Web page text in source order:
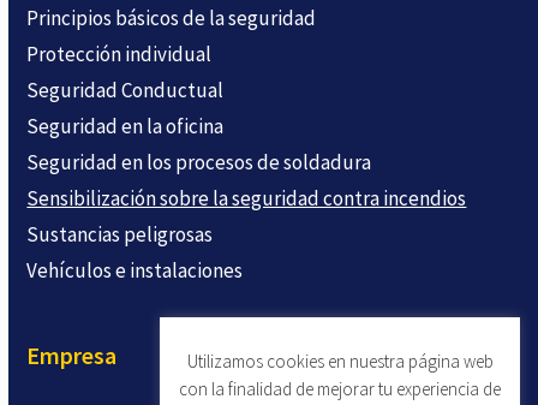
Principios básicos de la seguridad
Protección individual
Seguridad Conductual
Seguridad en la oficina
Seguridad en los procesos de soldadura
Sensibilización sobre la seguridad contra incendios
Sustancias peligrosas
Vehículos e instalaciones
Empresa
Utilizamos cookies en nuestra página web
con la finalidad de mejorar tu experiencia de